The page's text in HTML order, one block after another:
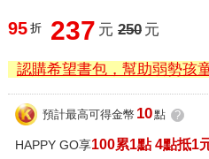
95 折 237 元 250 元
認購希望書包，幫助弱勢孩
預計最高可得金幣 10點 ?
HAPPY GO享100累1點 4點抵1